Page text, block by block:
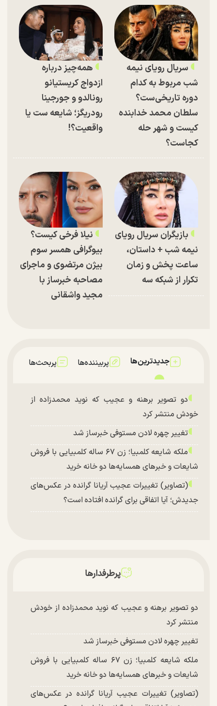
سریال رویای نیمه
شب مربوط به کدام
دوره تاریخی‌ست؟
سلطان محمد خدابنده
کیست و شهر حله
کجاست؟
همه‌چیز درباره
ازدواج کریستیانو
رونالدو و جورجینا
رودریگز؛ شایعه ست یا
واقعیت؟!
بازیگران سریال رویای
نیمه شب + داستان،
ساعت پخش و زمان
تکرار از شبکه سه
نیلا فرخی کیست؟
بیوگرافی همسر سوم
بیژن مرتضوی و ماجرای
مصاحبه خبرساز با
مجید واشقانی
جدیدترین‌ها پربیننده‌ها پربحث‌ها
دو تصویر برهنه و عجیب که نوید محمدزاده از
خودش منتشر کرد
تغییر چهره لادن مستوفی خبرساز شد
ملکه شایعه کلمبیا؛ زن ۶۷ ساله کلمبیایی با فروش
شایعات و خبر‌های همسایه‌ها دو خانه خرید
(تصاویر) تغییرات عجیب آریانا گرانده در عکس‌های
جدیدش؛ آیا اتفاقی برای گرانده افتاده است؟
پرطرفدارها
دو تصویر برهنه و عجیب که نوید محمدزاده از خودش
منتشر کرد
تغییر چهره لادن مستوفی خبرساز شد
ملکه شایعه کلمبیا؛ زن ۶۷ ساله کلمبیایی با فروش
شایعات و خبر‌های همسایه‌ها دو خانه خرید
(تصاویر) تغییرات عجیب آریانا گرانده در عکس‌های